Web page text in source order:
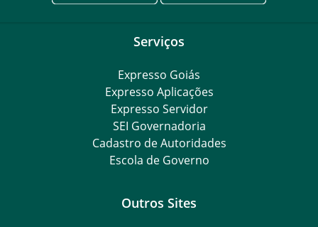
Serviços
Expresso Goiás
Expresso Aplicações
Expresso Servidor
SEI Governadoria
Cadastro de Autoridades
Escola de Governo
Outros Sites